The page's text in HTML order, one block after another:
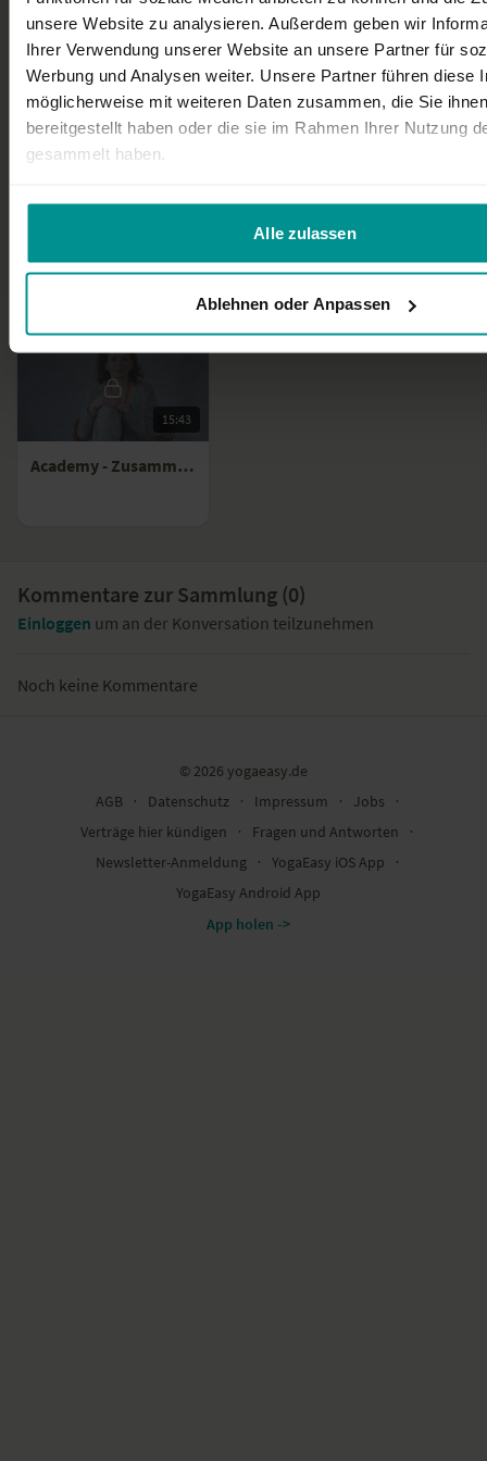
unsere Website zu analysieren. Außerdem geben wir
Ihrer Verwendung unserer Website an unsere Partner für
Werbung und Analysen weiter. Unsere Partner führen diese
möglicherweise mit weiteren Daten zusammen, die Sie ihnen
bereitgestellt haben oder die sie im Rahmen Ihrer Nutzung
gesammelt haben.
Alle zulassen
Ablehnen oder Anpassen
4. All Chakra Flow - Peak Power
15:43
Academy - Zusammenfassung der Chakras
Kommentare zur Sammlung (0)
Einloggen um an der Konversation teilzunehmen
Noch keine Kommentare
© 2026 yogaeasy.de
AGB
∙ Datenschutz ∙ Impressum ∙ Jobs
∙
Verträge hier kündigen
∙ Fragen und Antworten
∙
Newsletter-Anmeldung
∙ YogaEasy iOS App
∙
YogaEasy Android App
App holen ->